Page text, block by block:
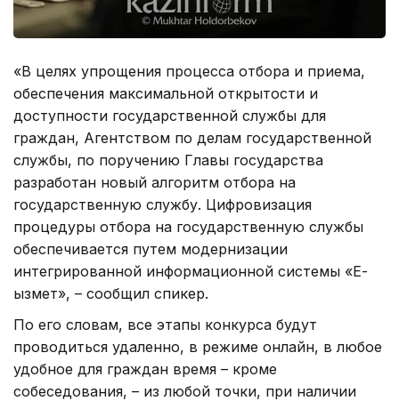
«В целях упрощения процесса отбора и приема,
обеспечения максимальной открытости и
доступности государственной службы для
граждан, Агентством по делам государственной
службы, по поручению Главы государства
разработан новый алгоритм отбора на
государственную службу. Цифровизация
процедуры отбора на государственную службы
обеспечивается путем модернизации
интегрированной информационной системы «Е-
қызмет», – сообщил спикер.
По его словам, все этапы конкурса будут
проводиться удаленно, в режиме онлайн, в любое
удобное для граждан время – кроме
собеседования, – из любой точки, при наличии